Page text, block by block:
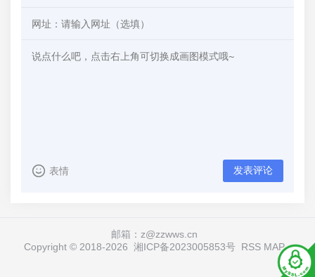
表情 发表评论
邮箱：z@zzwws.cn
Copyright © 2018-2026 湘ICP备2023005853号 RSS MAP